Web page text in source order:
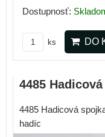
Dostupnosť:
ks DO
4485
4485 Hadicová
hadíc